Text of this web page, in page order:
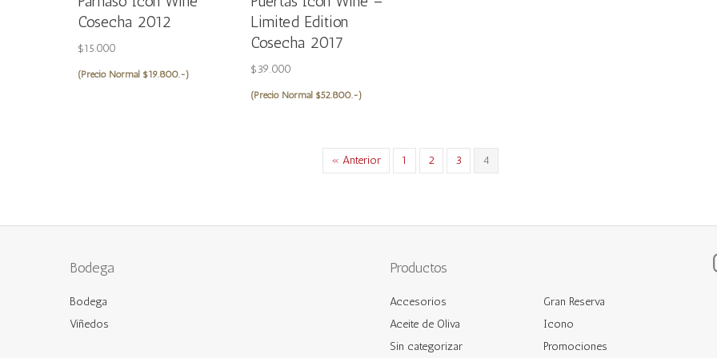
Cosecha 2012
$15.000
(Precio Normal $19.800.-)
Limited Edition
Cosecha 2017
$39.000
(Precio Normal $52.800.-)
« Anterior 1 2 3 4
Bodega
Bodega
Viñedos
Productos
Accesorios
Aceite de Oliva
Sin categorizar
Gran Reserva
Icono
Promociones